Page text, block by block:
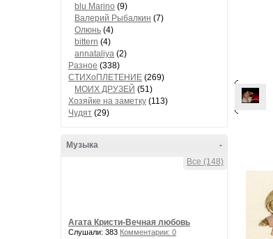
blu Marino (9)
Валерий Рыбалкин (7)
Олюнь (4)
bittern (4)
annataliya (2)
Разное (338)
СТИХоПЛЕТЕНИЕ (269)
МОИХ ДРУЗЕЙ (51)
Хозяйке на заметку (113)
Чудят (29)
-
Музыка
Все (148)
Агата Кристи-Вечная любовь
Слушали: 383 Комментарии: 0